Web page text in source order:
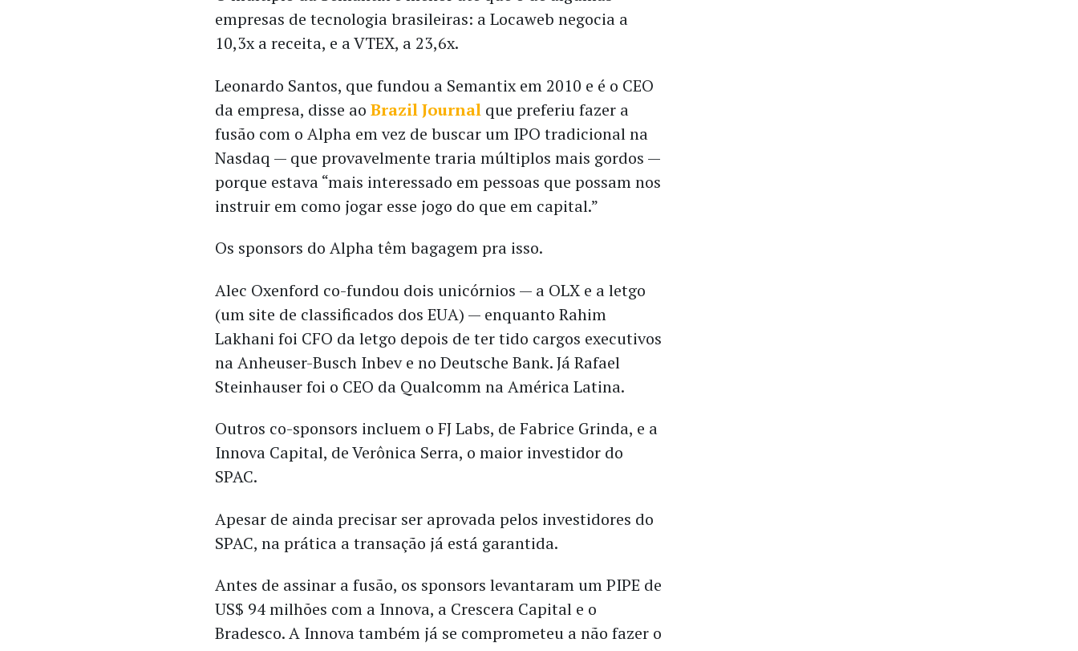
empresas de tecnologia brasileiras: a Locaweb negocia a
10,3x a receita, e a VTEX, a 23,6x.
Leonardo Santos, que fundou a Semantix em 2010 e é o CEO
da empresa, disse aoBrazil Journal que preferiu fazer a
fusão com o Alpha em vez de buscar um IPO tradicional na
Nasdaq — que provavelmente traria múltiplos mais gordos —
porque estava “mais interessado em pessoas que possam nos
instruir em como jogar esse jogo do que em capital.”
Os sponsors do Alpha têm bagagem pra isso.
Alec Oxenford co-fundou dois unicórnios — a OLX e a letgo
(um site de classificados dos EUA) — enquanto Rahim
Lakhani foi CFO da letgo depois de ter tido cargos executivos
na Anheuser-Busch Inbev e no Deutsche Bank. Já Rafael
Steinhauser foi o CEO da Qualcomm na América Latina.
Outros co-sponsors incluem o FJ Labs, de Fabrice Grinda, e a
Innova Capital, de Verônica Serra, o maior investidor do
SPAC.
Apesar de ainda precisar ser aprovada pelos investidores do
SPAC, na prática a transação já está garantida.
Antes de assinar a fusão, os sponsors levantaram um PIPE de
US$ 94 milhões com a Innova, a Crescera Capital e o
Bradesco. A Innova também já se comprometeu a não fazer o